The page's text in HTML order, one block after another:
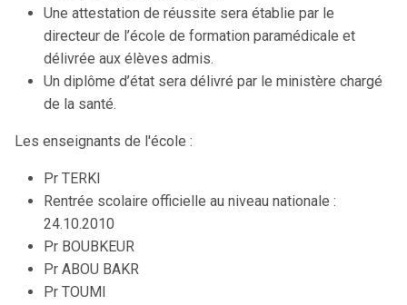
Une attestation de réussite sera établie par le
directeur de l’école de formation paramédicale et
délivrée aux élèves admis.
Un diplôme d’état sera délivré par le ministère chargé
de la santé.
Les enseignants de l'école :
Pr TERKI
Rentrée scolaire officielle au niveau nationale :
24.10.2010
Pr BOUBKEUR
Pr ABOU BAKR
Pr TOUMI